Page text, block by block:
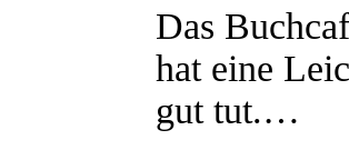
Das
hat eine
gut tut.…